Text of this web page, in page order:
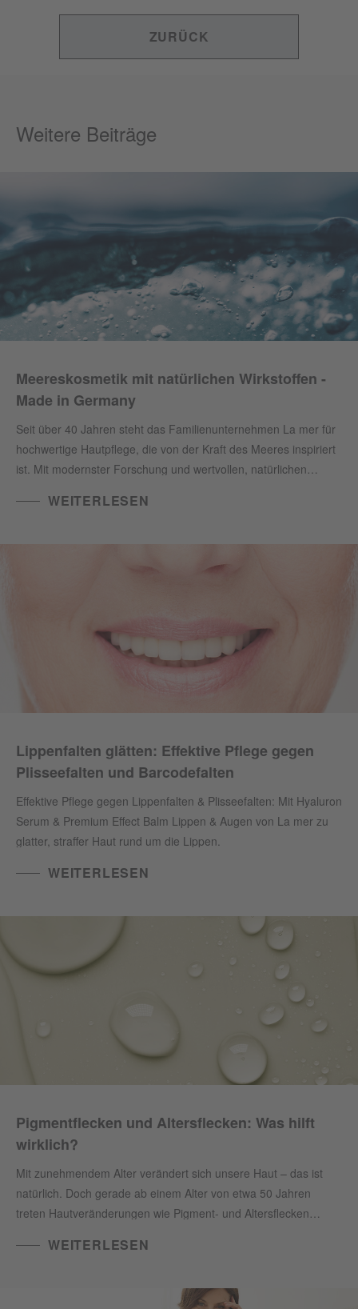
ZURÜCK
Weitere Beiträge
Meereskosmetik mit natürlichen Wirkstoffen -
Made in Germany
Seit über 40 Jahren steht das Familienunternehmen La mer für
hochwertige Hautpflege, die von der Kraft des Meeres inspiriert
ist. Mit modernster Forschung und wertvollen, natürlichen
Laboratorium in Cuxhaven einzigartige Produkte, die die Haut
WEITERLESEN
Lippenfalten glätten: Effektive Pflege gegen
Plisseefalten und Barcodefalten
Effektive Pflege gegen Lippenfalten & Plisseefalten: Mit Hyaluron
Serum & Premium Effect Balm Lippen & Augen von La mer zu
glatter, straffer Haut rund um die Lippen.
WEITERLESEN
Pigmentflecken und Altersflecken: Was hilft
wirklich?
Mit zunehmendem Alter verändert sich unsere Haut – das ist
natürlich. Doch gerade ab einem Alter von etwa 50 Jahren
treten Hautveränderungen wie Pigment- und Altersflecken
mit gezielter Pflege begegnen können und welche Produkte
WEITERLESEN